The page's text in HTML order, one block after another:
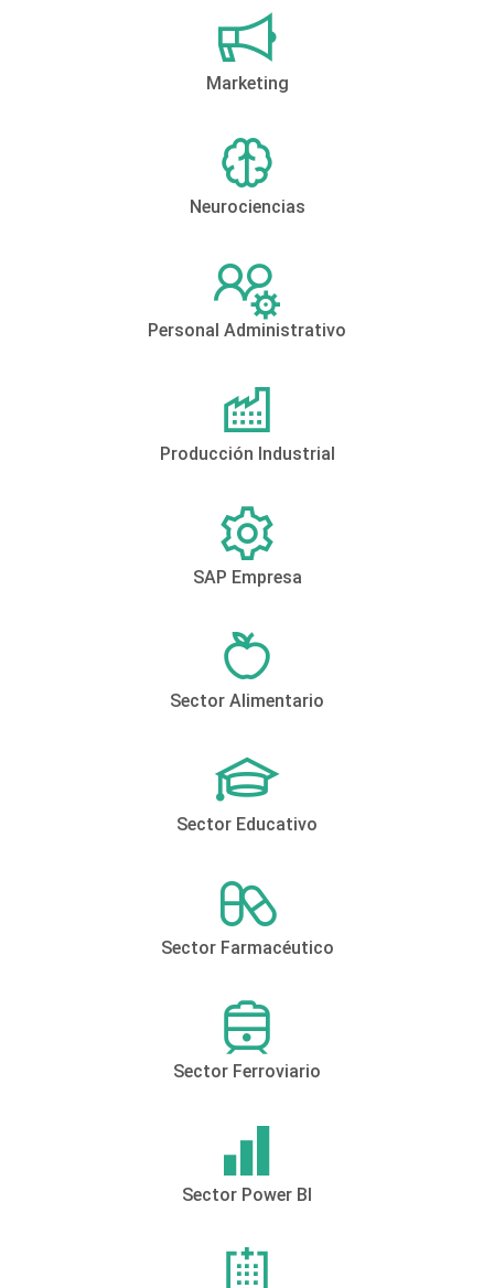
Marketing
Neurociencias
Personal Administrativo
Producción Industrial
SAP Empresa
Sector Alimentario
Sector Educativo
Sector Farmacéutico
Sector Ferroviario
Sector Power BI